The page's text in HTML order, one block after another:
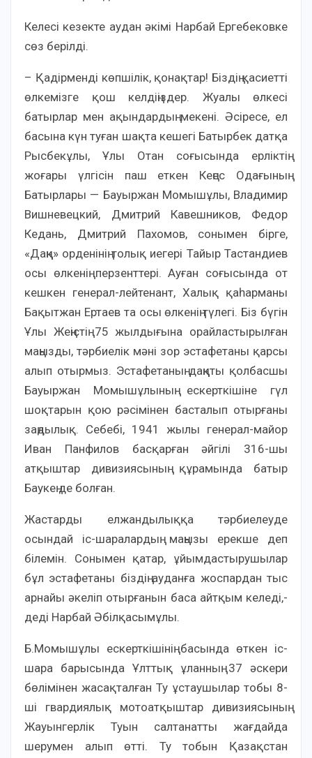
Келесі кезекте аудан әкімі Нарбай Ергебековке
сөз берілді.
– Қадірменді көпшілік, қонақтар! Біздің қасиетті
өлкемізге қош келдіңіздер. Жуалы өлкесі
батырлар мен ақындардың мекені. Әсіресе, ел
басына күн туған шақта кешегі Батырбек датқа
Рысбекұлы, Ұлы Отан соғысында ерліктің
жоғары үлгісін паш еткен Кеңес Одағының
Батырлары — Бауыржан Момышұлы, Владимир
Вишневецкий, Дмитрий Кавешников, Федор
Кедань, Дмитрий Пахомов, сонымен бірге,
«Даңқ» орденінің толық иегері Тайыр Тастандиев
осы өлкенің перзенттері. Ауған соғысында от
кешкен генерал-лейтенант, Халық қаһарманы
Бақытжан Ертаев та осы өлкенің түлегі. Біз бүгін
Ұлы Жеңістің 75 жылдығына орайластырылған
маңызды, тәрбиелік мәні зор эстафетаны қарсы
алып отырмыз. Эстафетаның даңқты қолбасшы
Бауыржан Момышұлының ескерткішіне гүл
шоқтарын қою рәсімінен басталып отырғаны
заңдылық. Себебі, 1941 жылы генерал-майор
Иван Панфилов басқарған әйгілі 316-шы
атқыштар дивизиясының құрамында батыр
Баукең де болған.
Жастарды елжандылыққа тәрбиелеуде
осындай іс-шаралардың маңызы ерекше деп
білемін. Сонымен қатар, ұйымдастырушылар
бұл эстафетаны біздің ауданға жоспардан тыс
арнайы әкеліп отырғанын баса айтқым келеді,-
деді Нарбай Әбілқасымұлы.
Б.Момышұлы ескерткішінің басында өткен іс-
шара барысында Ұлттық ұланның 37 әскери
бөлімінен жасақталған Ту ұстаушылар тобы 8-
ші гвардиялық мотоатқыштар дивизиясының
Жауынгерлік Туын салтанатты жағдайда
шерумен алып өтті. Ту тобын Қазақстан